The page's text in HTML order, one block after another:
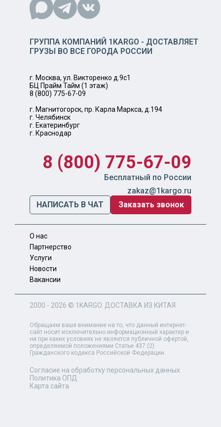
ГРУППА КОМПАНИЙ 1KARGO - ДОСТАВЛЯЕТ
ГРУЗЫ ВО ВСЕ ГОРОДА РОССИИ
г. Москва, ул. Викторенко д.9с1
БЦ Прайм Тайм (1 этаж)
8 (800) 775-67-09
г. Магнитогорск, пр. Карла Маркса, д.194
г. Челябинск
г. Екатеринбург
г. Краснодар
8 (800) 775-67-09
Бесплатный по России
zakaz@1kargo.ru
НАПИСАТЬ В ЧАТ
Заказать звонок
О нас
Партнерство
Услуги
Новости
Вакансии
2000 - 2026 © 1KARGO . ДОСТАВКА ИЗ КИТАЯ
Обращаем ваше внимание на то, что данный интернет-
сайт носит исключительно информационный характер и
ни при каких условиях не является публичной офертой,
определяемой положениями Статьи 437 (2)
Гражданского кодекса Российской Федерации.
Согласие на обработку персональных данных
Политика ОПД
Карта сайта